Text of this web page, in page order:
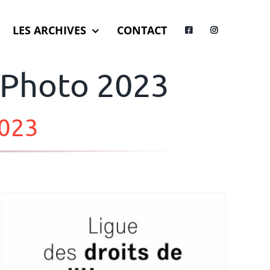
LES ARCHIVES CONTACT
2023